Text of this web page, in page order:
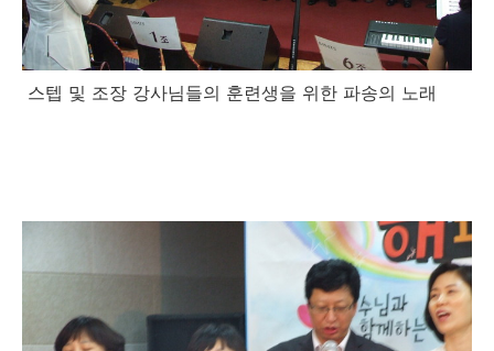
스텝 및 조장 강사님들의 훈련생을 위한 파송의 노래